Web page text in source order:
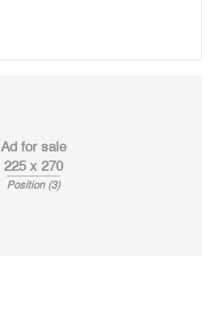
Ad for sale
225 x 270
Position (3)